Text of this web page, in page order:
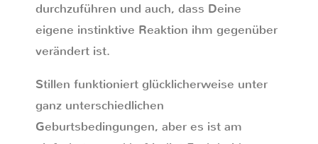
durchzuführen und auch, dass Deine
eigene instinktive Reaktion ihm gegenüber
verändert ist.
Stillen funktioniert glücklicherweise unter
ganz unterschiedlichen
Geburtsbedingungen, aber es ist am